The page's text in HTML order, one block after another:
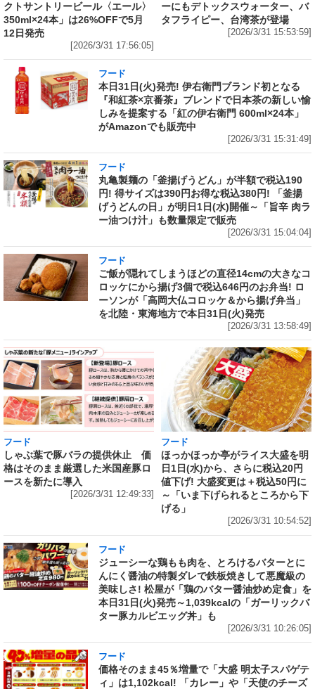
クトサントリービール〈エール〉
350ml×24本」は26%OFFで5月
12日発売
[2026/3/31 17:56:05]
ーにもデトックスウォーター、バ
タフライピー、台湾茶が登場
[2026/3/31 15:53:59]
フード
本日31日(火)発売! 伊右衛門ブランド初となる
『和紅茶×京番茶』ブレンドで日本茶の新しい愉
しみを提案する「紅の伊右衛門 600ml×24本」
がAmazonでも販売中
[2026/3/31 15:31:49]
フード
丸亀製麺の「釜揚げうどん」が半額で税込190
円! 得サイズは390円お得な税込380円! 「釜揚
げうどんの日」が明日1日(水)開催～「旨辛 肉ラ
ー油つけ汁」も数量限定で販売
[2026/3/31 15:04:04]
フード
ご飯が隠れてしまうほどの直径14cmの大きなコ
ロッケにから揚げ3個で税込646円のお弁当! ロ
ーソンが「高岡大仏コロッケ＆から揚げ弁当」
を北陸・東海地方で本日31日(火)発売
[2026/3/31 13:58:49]
フード
しゃぶ葉で豚バラの提供休止 価
格はそのまま厳選した米国産豚ロ
ースを新たに導入
[2026/3/31 12:49:33]
フード
ほっかほっか亭がライス大盛を明
日1日(水)から、さらに税込20円
値下げ! 大盛変更は＋税込50円に
～「いま下げられるところから下
げる」
[2026/3/31 10:54:52]
フード
ジューシーな鶏もも肉を、とろけるバターとに
んにく醤油の特製ダレで鉄板焼きして悪魔級の
美味しさ! 松屋が「鶏のバター醤油炒め定食」を
本日31日(火)発売～1,039kcalの「ガーリックバ
ター豚カルビエッグ丼」も
[2026/3/31 10:26:05]
フード
価格そのまま45％増量で「大盛 明太子スパゲテ
ィ」は1,102kcal! 「カレー」や「天使のチーズ